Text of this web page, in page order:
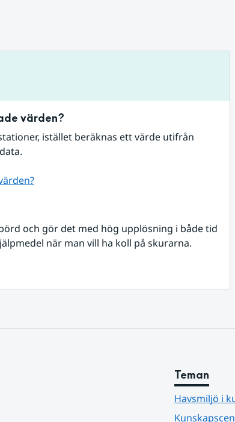
värden?
istället beräknas ett värde utifrån
och gör det med hög upplösning i både tid
när man vill ha koll på skurarna.
Teman
Havsmiljö i